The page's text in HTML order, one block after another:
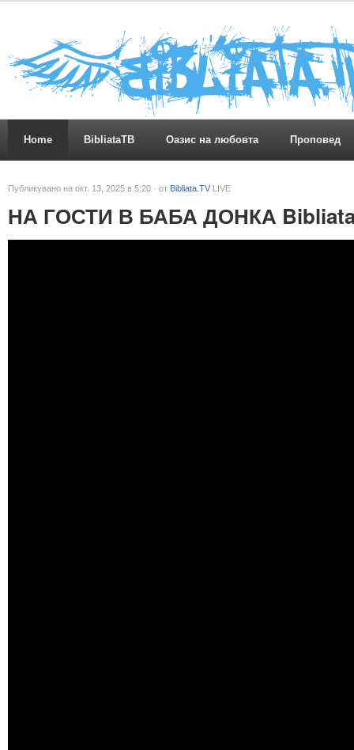
Home BibliataTB Оазис на любовта Проповед
Публикувано на окт. 13, 2025 в 5:20 · от Bibliata.TV LIVE
НА ГОСТИ В БАБА ДОНКА Bibliata